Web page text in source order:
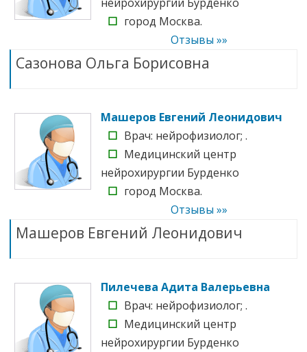
☐ город Москва.
Отзывы »»
Сазонова Ольга Борисовна
Машеров Евгений Леонидович
☐ Врач: нейрофизиолог; .
☐ Медицинский центр
нейрохирургии Бурденко
☐ город Москва.
Отзывы »»
Машеров Евгений Леонидович
Пилечева Адита Валерьевна
☐ Врач: нейрофизиолог; .
☐ Медицинский центр
нейрохирургии Бурденко